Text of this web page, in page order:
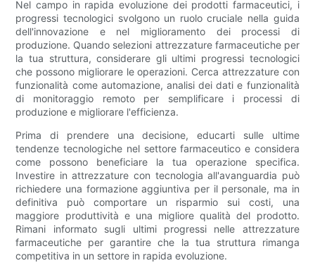
Nel campo in rapida evoluzione dei prodotti farmaceutici, i
progressi tecnologici svolgono un ruolo cruciale nella guida
dell'innovazione e nel miglioramento dei processi di
produzione. Quando selezioni attrezzature farmaceutiche per
la tua struttura, considerare gli ultimi progressi tecnologici
che possono migliorare le operazioni. Cerca attrezzature con
funzionalità come automazione, analisi dei dati e funzionalità
di monitoraggio remoto per semplificare i processi di
produzione e migliorare l'efficienza.
Prima di prendere una decisione, educarti sulle ultime
tendenze tecnologiche nel settore farmaceutico e considera
come possono beneficiare la tua operazione specifica.
Investire in attrezzature con tecnologia all'avanguardia può
richiedere una formazione aggiuntiva per il personale, ma in
definitiva può comportare un risparmio sui costi, una
maggiore produttività e una migliore qualità del prodotto.
Rimani informato sugli ultimi progressi nelle attrezzature
farmaceutiche per garantire che la tua struttura rimanga
competitiva in un settore in rapida evoluzione.